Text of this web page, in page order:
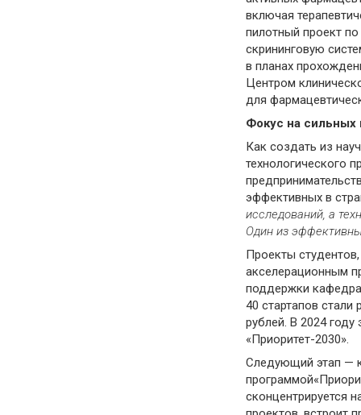
включая
пилотный проект
скрининговую
в планах
Центром
для
Фокус на сильных
Как создать из
технологического
эффективных в
исследований, а
Один из эф
Проекты
акселерационным
поддержки
40 стартапов
рублей. В 2024
«Приоритет-2030».
Следующий этап —
сконцентрируется